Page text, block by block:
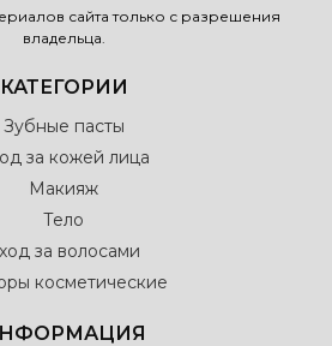
сайта только с разрешения
владельца.
КАТЕГОРИИ
Зубные пасты
за кожей лица
Макияж
Тело
за волосами
косметические